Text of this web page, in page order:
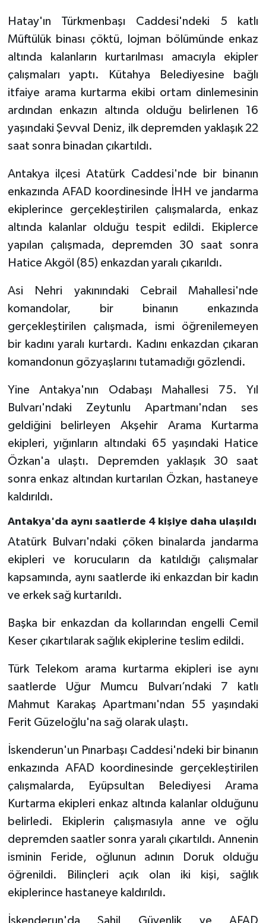
Hatay'ın Türkmenbaşı Caddesi'ndeki 5 katlı
Müftülük binası çöktü, lojman bölümünde enkaz
altında kalanların kurtarılması amacıyla ekipler
çalışmaları yaptı. Kütahya Belediyesine bağlı
itfaiye arama kurtarma ekibi ortam dinlemesinin
ardından enkazın altında olduğu belirlenen 16
yaşındaki Şevval Deniz, ilk depremden yaklaşık 22
saat sonra binadan çıkartıldı.
Antakya ilçesi Atatürk Caddesi'nde bir binanın
enkazında AFAD koordinesinde İHH ve jandarma
ekiplerince gerçekleştirilen çalışmalarda, enkaz
altında kalanlar olduğu tespit edildi. Ekiplerce
yapılan çalışmada, depremden 30 saat sonra
Hatice Akgöl (85) enkazdan yaralı çıkarıldı.
Asi Nehri yakınındaki Cebrail Mahallesi'nde
komandolar, bir binanın enkazında
gerçekleştirilen çalışmada, ismi öğrenilemeyen
bir kadını yaralı kurtardı. Kadını enkazdan çıkaran
komandonun gözyaşlarını tutamadığı gözlendi.
Yine Antakya'nın Odabaşı Mahallesi 75. Yıl
Bulvarı'ndaki Zeytunlu Apartmanı'ndan ses
geldiğini belirleyen Akşehir Arama Kurtarma
ekipleri, yığınların altındaki 65 yaşındaki Hatice
Özkan'a ulaştı. Depremden yaklaşık 30 saat
sonra enkaz altından kurtarılan Özkan, hastaneye
kaldırıldı.
Antakya'da aynı saatlerde 4 kişiye daha ulaşıldı
Atatürk Bulvarı'ndaki çöken binalarda jandarma
ekipleri ve korucuların da katıldığı çalışmalar
kapsamında, aynı saatlerde iki enkazdan bir kadın
ve erkek sağ kurtarıldı.
Başka bir enkazdan da kollarından engelli Cemil
Keser çıkartılarak sağlık ekiplerine teslim edildi.
Türk Telekom arama kurtarma ekipleri ise aynı
saatlerde Uğur Mumcu Bulvarı’ndaki 7 katlı
Mahmut Karakaş Apartmanı'ndan 55 yaşındaki
Ferit Güzeloğlu'na sağ olarak ulaştı.
İskenderun'un Pınarbaşı Caddesi'ndeki bir binanın
enkazında AFAD koordinesinde gerçekleştirilen
çalışmalarda, Eyüpsultan Belediyesi Arama
Kurtarma ekipleri enkaz altında kalanlar olduğunu
belirledi. Ekiplerin çalışmasıyla anne ve oğlu
depremden saatler sonra yaralı çıkartıldı. Annenin
isminin Feride, oğlunun adının Doruk olduğu
öğrenildi. Bilinçleri açık olan iki kişi, sağlık
ekiplerince hastaneye kaldırıldı.
Erzurum Müftülüğü
Eskişehir Müftülüğü
Gaziantep Müftülüğü
Giresun Müftülüğü
Gümüşhane Müftülüğü
Hatay Müftülüğü
Iğdır Müftülüğü
Isparta Müftülüğü
İstanbul Müftülüğü
İzmir Müftülüğü
Kahramanmaraş Müftülüğü
Karaman Müftülüğü
Kars Müftülüğü
Kastamonu Müftülüğü
Kayseri Müftülüğü
Kilis Müftülüğü
Kırıkkale Müftülüğü
Kırklareli Müftülüğü
Kırşehir Müftülüğü
Kocaeli Müftülüğü
Konya Müftülüğü
Kütahya Müftülüğü
Manisa Müftülüğü
Mardin Müftülüğü
Muğla Müftülüğü
Muş Müftülüğü